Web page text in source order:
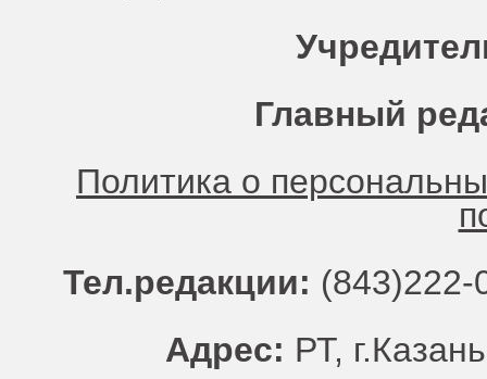
Главный
Политика о
Тел.редакции:
Адрес: РТ,